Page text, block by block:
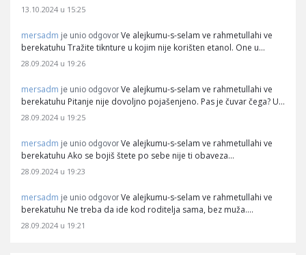
13.10.2024 u 15:25
mersadm je unio odgovor Ve alejkumu-s-selam ve rahmetullahi ve
berekatuhu Tražite tiknture u kojim nije korišten etanol. One u…
28.09.2024 u 19:26
mersadm je unio odgovor Ve alejkumu-s-selam ve rahmetullahi ve
berekatuhu Pitanje nije dovoljno pojašenjeno. Pas je čuvar čega? U…
28.09.2024 u 19:25
mersadm je unio odgovor Ve alejkumu-s-selam ve rahmetullahi ve
berekatuhu Ako se bojiš štete po sebe nije ti obaveza…
28.09.2024 u 19:23
mersadm je unio odgovor Ve alejkumu-s-selam ve rahmetullahi ve
berekatuhu Ne treba da ide kod roditelja sama, bez muža.…
28.09.2024 u 19:21